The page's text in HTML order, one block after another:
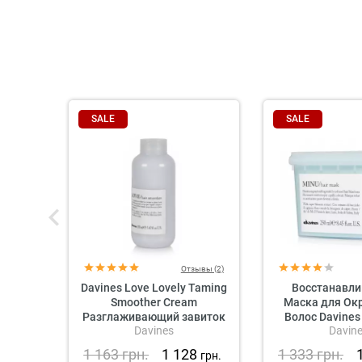
SALE
Отзывы (2)
Davines Love Lovely Taming
Smoother Cream
Разглаживающий завиток
крем для волос
Davines
1 163грн. 1 128 грн.
SALE
Маска для
Волос
Mask
1 333грн.